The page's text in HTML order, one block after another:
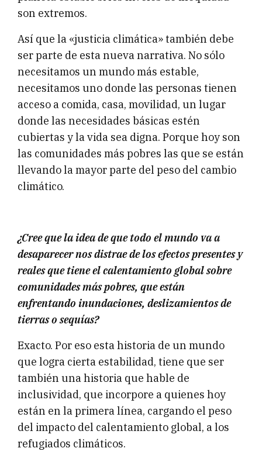
son extremos.
Así que la «justicia climática» también debe
ser parte de esta nueva narrativa. No sólo
necesitamos un mundo más estable,
necesitamos uno donde las personas tienen
acceso a comida, casa, movilidad, un lugar
donde las necesidades básicas estén
cubiertas y la vida sea digna. Porque hoy son
las comunidades más pobres las que se están
llevando la mayor parte del peso del cambio
climático.
¿Cree que la idea de que todo el mundo va a
desaparecer nos distrae de los efectos presentes y
reales que tiene el calentamiento global sobre
comunidades más pobres, que están
enfrentando inundaciones, deslizamientos de
tierras o sequías?
Exacto. Por eso esta historia de un mundo
que logra cierta estabilidad, tiene que ser
también una historia que hable de
inclusividad, que incorpore a quienes hoy
están en la primera línea, cargando el peso
del impacto del calentamiento global, a los
refugiados climáticos.